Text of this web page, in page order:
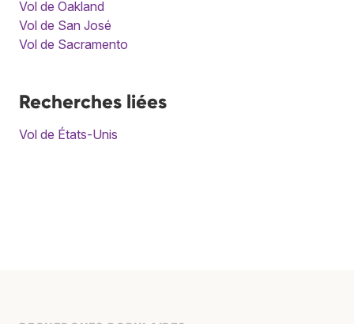
Vol de Oakland
Vol de San José
Vol de Sacramento
Recherches liées
Vol de États-Unis